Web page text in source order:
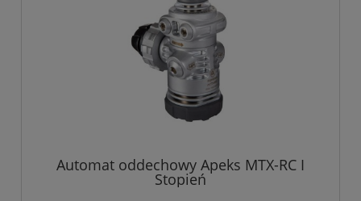
Automat oddechowy Apeks MTX-RC I
Stopień